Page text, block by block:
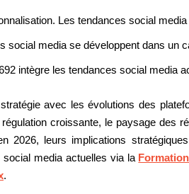
Les tendances social
social media se développent dans un
intègre les tendances social media
avec les évolutions des
croissante, le paysage des
leurs implications
media actuelles via la
.